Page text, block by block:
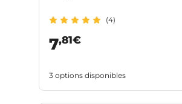
(4)
7,81€
3 options disponibles